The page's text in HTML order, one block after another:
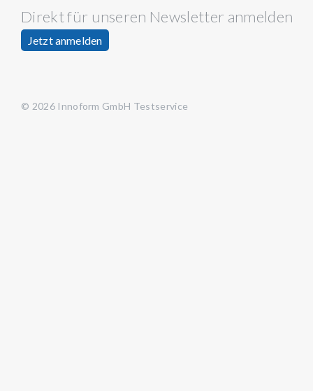
Direkt für unseren Newsletter anmelden
Jetzt anmelden
© 2026 Innoform GmbH Testservice